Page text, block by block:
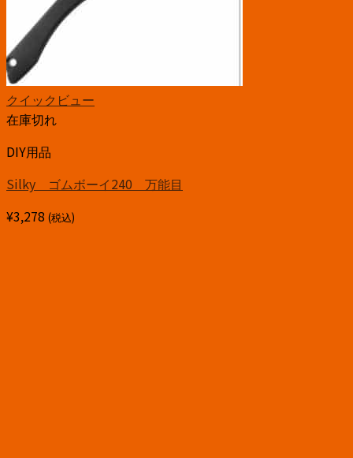
クイックビュー
在庫切れ
DIY用品
Silky ゴムボーイ240 万能目
¥3,278 (税込)